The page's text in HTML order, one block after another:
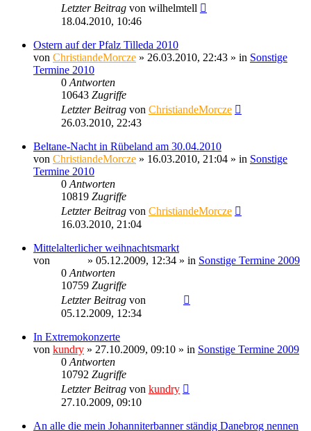
Letzter Beitrag von wilhelmtell
18.04.2010, 10:46
Ostern auf der Pfalz Tilleda 2010
von ChristiandeMorcze » 26.03.2010, 22:43 » in Sonstige
Termine 2010
0 Antworten
10643 Zugriffe
Letzter Beitrag von ChristiandeMorcze
26.03.2010, 22:43
Beltane-Nacht in Rübeland am 30.04.2010
von ChristiandeMorcze » 16.03.2010, 21:04 » in Sonstige
Termine 2010
0 Antworten
10819 Zugriffe
Letzter Beitrag von ChristiandeMorcze
16.03.2010, 21:04
Mittelalterlicher weihnachtsmarkt
von
» 05.12.2009, 12:34 » in Sonstige Termine 2009
0 Antworten
10759 Zugriffe
Letzter Beitrag von
05.12.2009, 12:34
In Extremokonzerte
von kundry » 27.10.2009, 09:10 » in Sonstige Termine 2009
0 Antworten
10792 Zugriffe
Letzter Beitrag von kundry
27.10.2009, 09:10
An alle die mein Johanniterbanner ständig Danebrog nennen